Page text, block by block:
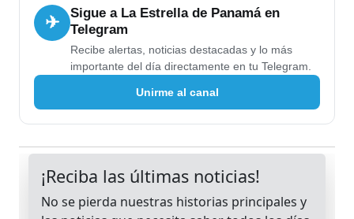
✈
Sigue a La Estrella de Panamá en
Telegram
Recibe alertas, noticias destacadas y lo más
importante del día directamente en tu Telegram.
Unirme al canal